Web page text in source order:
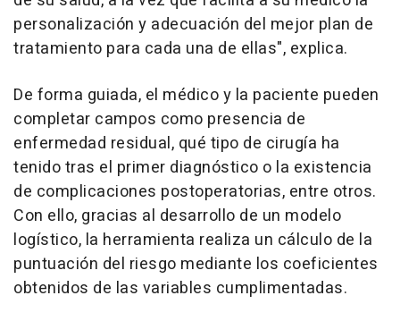
personalización y adecuación del mejor plan de
tratamiento para cada una de ellas", explica.
De forma guiada, el médico y la paciente pueden
completar campos como presencia de
enfermedad residual, qué tipo de cirugía ha
tenido tras el primer diagnóstico o la existencia
de complicaciones postoperatorias, entre otros.
Con ello, gracias al desarrollo de un modelo
logístico, la herramienta realiza un cálculo de la
puntuación del riesgo mediante los coeficientes
obtenidos de las variables cumplimentadas.